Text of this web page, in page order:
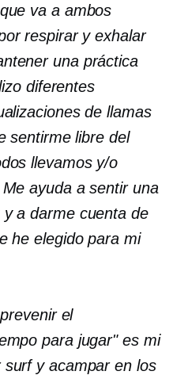
va a ambos
respirar y exhalar
una práctica
diferentes
de llamas
sentirme libre del
llevamos y/o
ayuda a sentir una
a darme cuenta de
he elegido para mi
el
para jugar" es mi
y acampar en los